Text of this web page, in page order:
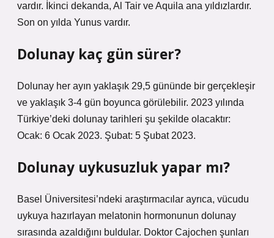
vardır. İkinci dekanda, Al Tair ve Aquila ana yıldızlardır.
Son on yılda Yunus vardır.
Dolunay kaç gün sürer?
Dolunay her ayın yaklaşık 29,5 gününde bir gerçekleşir
ve yaklaşık 3-4 gün boyunca görülebilir. 2023 yılında
Türkiye’deki dolunay tarihleri ​​şu şekilde olacaktır:
Ocak: 6 Ocak 2023. Şubat: 5 Şubat 2023.
Dolunay uykusuzluk yapar mı?
Basel Üniversitesi’ndeki araştırmacılar ayrıca, vücudu
uykuya hazırlayan melatonin hormonunun dolunay
sırasında azaldığını buldular. Doktor Cajochen şunları